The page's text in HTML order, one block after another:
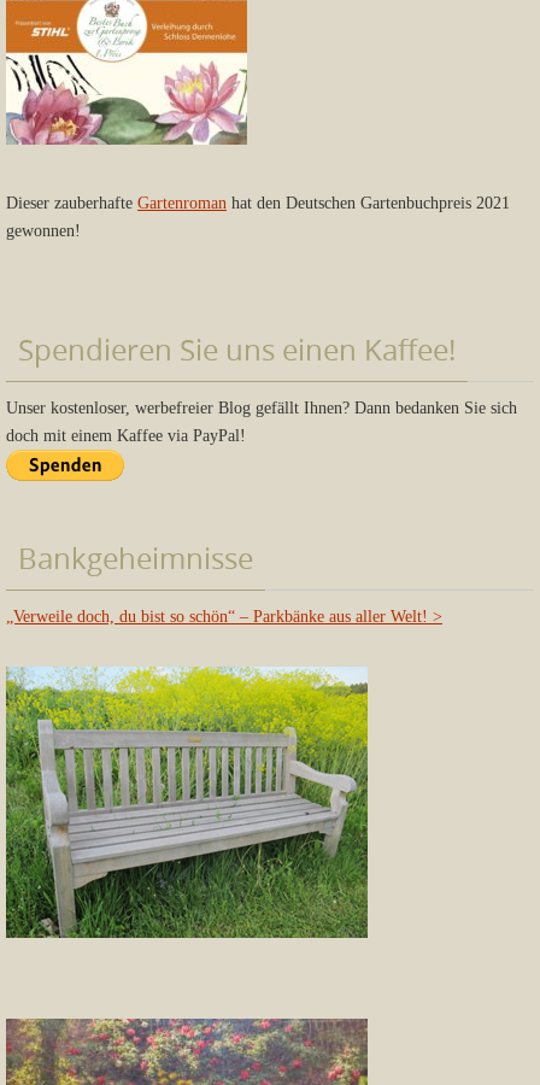
Dieser zauberhafte Gartenroman hat den Deutschen Gartenbuchpreis 2021
gewonnen!
Spendieren Sie uns einen Kaffee!
Unser kostenloser, werbefreier Blog gefällt Ihnen? Dann bedanken Sie sich
doch mit einem Kaffee via PayPal!
Bankgeheimnisse
„Verweile doch, du bist so schön“ – Parkbänke aus aller Welt! >